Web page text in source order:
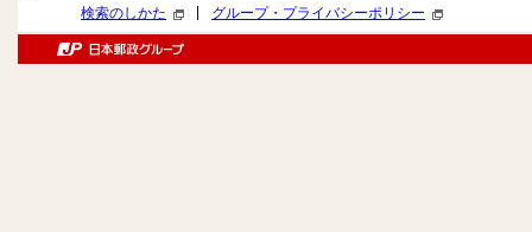
検索のしかた グループ・プライバシーポリシー